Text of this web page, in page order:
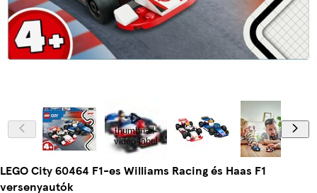
thumbnail-
video-label
LEGO City 60464 F1-es Williams Racing és Haas F1
versenyautók